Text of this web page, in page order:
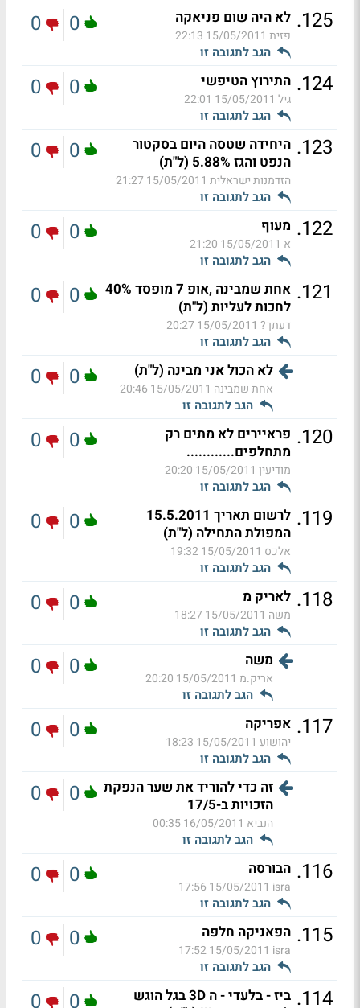
125
. לא היה שום פניאקה
פזית 15/05/2011 22:13
הגב לתגובה זו
0
0
124
. התירוץ הטיפשי
גיל 15/05/2011 22:01
הגב לתגובה זו
0
0
123
. היחידה שטסה היום בסקטור
הנפט והגז 5.88% (ל"ת)
הזדמנות ישראלית 15/05/2011 21:27
הגב לתגובה זו
0
0
122
. מעוף
א 15/05/2011 21:20
הגב לתגובה זו
0
0
121
.
אחת שמבינה ,אופ 7 מופסד 40%
לחכות לעליות (ל"ת)
דעתך? 15/05/2011 20:27
הגב לתגובה זו
0
0
לא הכול אני מבינה (ל"ת)
אחת שמבינה 15/05/2011 20:46
הגב לתגובה זו
0
0
120
. פראיירים לא מתים רק
מתחלפים............
מודיעין 15/05/2011 20:20
הגב לתגובה זו
0
0
119
.
לרשום תאריך 15.5.2011
המפולת התחילה (ל"ת)
אלכס 15/05/2011 19:32
הגב לתגובה זו
0
0
118
. לאריק מ
משה 15/05/2011 18:27
הגב לתגובה זו
0
0
משה
אריק.מ 15/05/2011 20:20
הגב לתגובה זו
0
0
117
. אפריקה
יהושוע 15/05/2011 18:23
הגב לתגובה זו
0
0
זה כדי להוריד את שער הנפקת
הזכויות ב-17/5
הנביא 16/05/2011 00:35
הגב לתגובה זו
0
0
116
. הבורסה
isra
15/05/2011 17:56
הגב לתגובה זו
0
0
115
. הפאניקה חלפה
isra
15/05/2011 17:52
הגב לתגובה זו
0
0
114
.
ביז - בלעדי - ה 3D בגל הוגש
0
0